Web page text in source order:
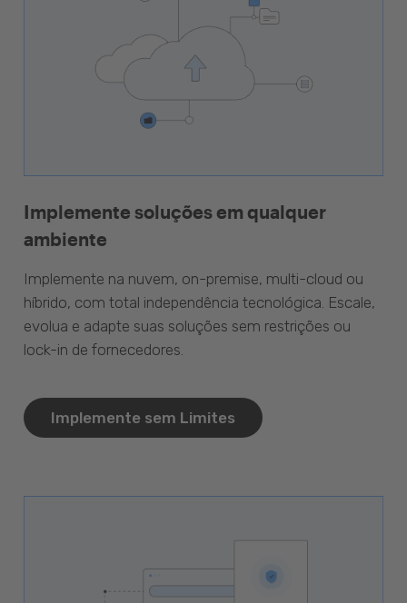
Implemente soluções em qualquer
ambiente
Implemente na nuvem, on-premise, multi-cloud ou
híbrido, com total independência tecnológica. Escale,
evolua e adapte suas soluções sem restrições ou
lock-in de fornecedores.
Implemente sem Limites